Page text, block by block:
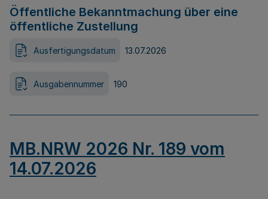
Öffentliche Bekanntmachung über eine
öffentliche Zustellung
Ausfertigungsdatum 13.07.2026
Ausgabennummer 190
MB.NRW 2026 Nr. 189 vom
14.07.2026